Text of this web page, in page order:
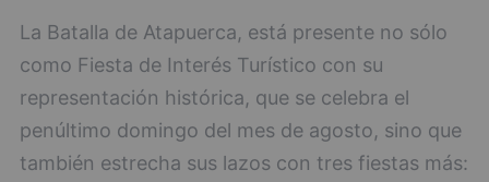
La Batalla de Atapuerca, está presente no sólo
como Fiesta de Interés Turístico con su
representación histórica, que se celebra el
penúltimo domingo del mes de agosto, sino que
también estrecha sus lazos con tres fiestas más: